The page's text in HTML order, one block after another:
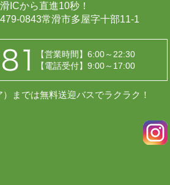
ICから直進10秒！
0843常滑市多屋字十部11-1
【営業時間】6:00～22:30
【電話受付】9:00～17:00
までは無料送迎バスでラクラク！